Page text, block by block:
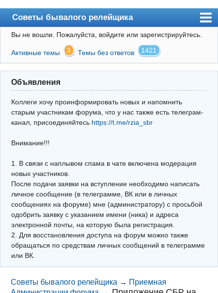
Советы бывалого релейщика
Форум
Правила
Поиск
Регистрация
Архив
Почта
Поиск релейщика
Видео РЗиА
Фотохостинг
Телеграм
Вы не вошли. Пожалуйста, войдите или зарегистрируйтесь.
Активные темы 3 Темы без ответов 1421
Объявления
Коллеги хочу проинформировать новых и напомнить
старым участникам форума, что у нас также есть телеграм-
канал, присоединяйтесь https://t.me/rzia_sbr
Внимание!!!
1. В связи с наплывом спама в чате включена модерация
новых участников.
После подачи заявки на вступление необходимо написать
личное сообщение (в телеграмме, ВК или в личных
сообщениях на форуме) мне (администратору) с просьбой
одобрить заявку с указанием имени (ника) и адреса
электронной почты, на которую была регистрация.
2. Для восстановления доступа на форум можно также
обращаться по средствам личных сообщений в телеграмме
или ВК.
Советы бывалого релейщика → Приемная